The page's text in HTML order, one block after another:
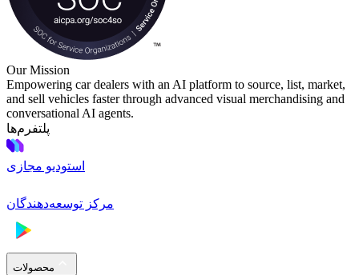
Our Mission
Empowering car dealers with an AI platform to source, list, market,
and sell vehicles faster through advanced visual merchandising and
conversational AI agents.
پلتفرم‌ها
استودیو مجازی
مرکز توسعه‌دهندگان
محصولات